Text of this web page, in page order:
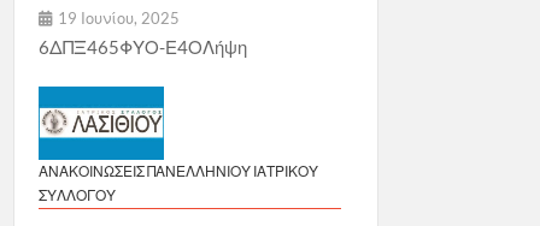
19 Ιουνίου, 2025
6ΔΠΞ465ΦΥΟ-Ε4ΟΛήψη
ΑΝΑΚΟΙΝΩΣΕΙΣ ΠΑΝΕΛΛΗΝΙΟΥ ΙΑΤΡΙΚΟΥ
ΣΥΛΛΟΓΟΥ